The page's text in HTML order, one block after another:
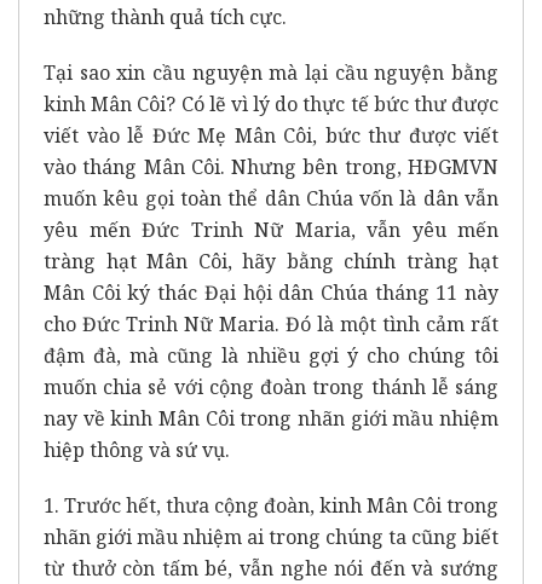
những thành quả tích cực.
Tại sao xin cầu nguyện mà lại cầu nguyện bằng
kinh Mân Côi? Có lẽ vì lý do thực tế bức thư được
viết vào lễ Đức Mẹ Mân Côi, bức thư được viết
vào tháng Mân Côi. Nhưng bên trong, HĐGMVN
muốn kêu gọi toàn thể dân Chúa vốn là dân vẫn
yêu mến Đức Trinh Nữ Maria, vẫn yêu mến
tràng hạt Mân Côi, hãy bằng chính tràng hạt
Mân Côi ký thác Đại hội dân Chúa tháng 11 này
cho Đức Trinh Nữ Maria. Đó là một tình cảm rất
đậm đà, mà cũng là nhiều gợi ý cho chúng tôi
muốn chia sẻ với cộng đoàn trong thánh lễ sáng
nay về kinh Mân Côi trong nhãn giới mầu nhiệm
hiệp thông và sứ vụ.
1. Trước hết, thưa cộng đoàn, kinh Mân Côi trong
nhãn giới mầu nhiệm ai trong chúng ta cũng biết
từ thưở còn tấm bé, vẫn nghe nói đến và sướng